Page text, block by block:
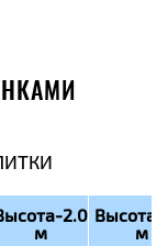
2.0
м
Высота-
м